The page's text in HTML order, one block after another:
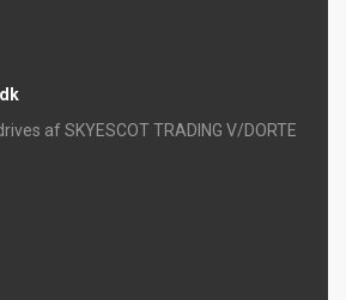
af SKYESCOT TRADING V/DORTE